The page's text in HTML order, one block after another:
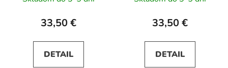
33,50 €
DETAIL
33,50 €
DETAIL